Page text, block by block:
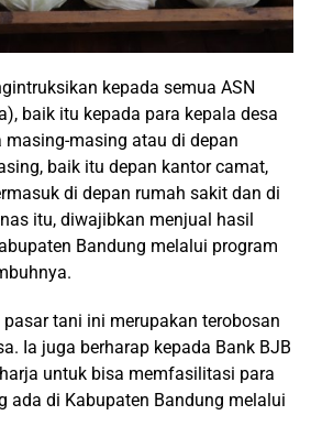
kepada semua ASN
baik itu kepada para kepala desa
masing atau di depan
baik itu depan kantor camat,
di depan rumah sakit dan di
itu, diwajibkan menjual hasil
Bandung melalui program
tani ini merupakan terobosan
Ia juga berharap kepada Bank BJB
untuk bisa memfasilitasi para
ada di Kabupaten Bandung melalui